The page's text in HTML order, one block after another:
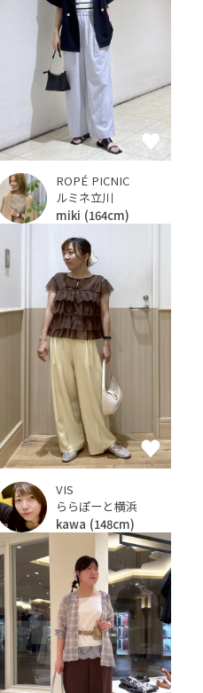
ROPÉ PICNIC
ルミネ立川
miki (164cm)
VIS
ららぽーと横浜
kawa (148cm)